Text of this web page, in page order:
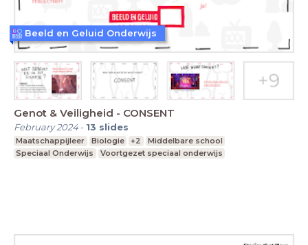
Genot & Veiligheid - CONSENT
February 2024- 13 slides
Maatschappijleer Biologie +2
Middelbare school
Speciaal Onderwijs
Voortgezet speciaal onderwijs
Beeld en Geluid Onderwijs